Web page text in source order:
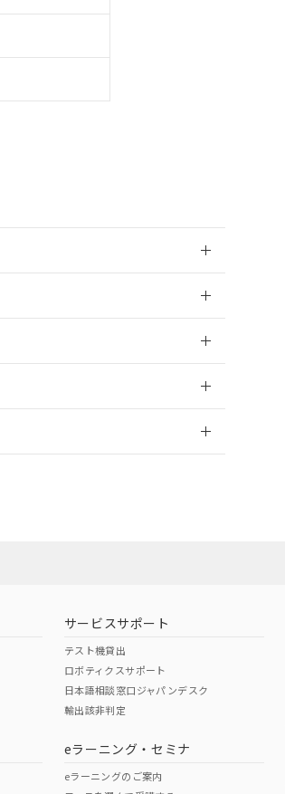
の製品の規格認証/適合状況ページへ
ちらのページからご検索ください
サービスサポート
テスト機貸出
ロボティクスサポート
日本語相談窓口ジャパンデスク
輸出該非判定
eラーニング・セミナ
eラーニングのご案内